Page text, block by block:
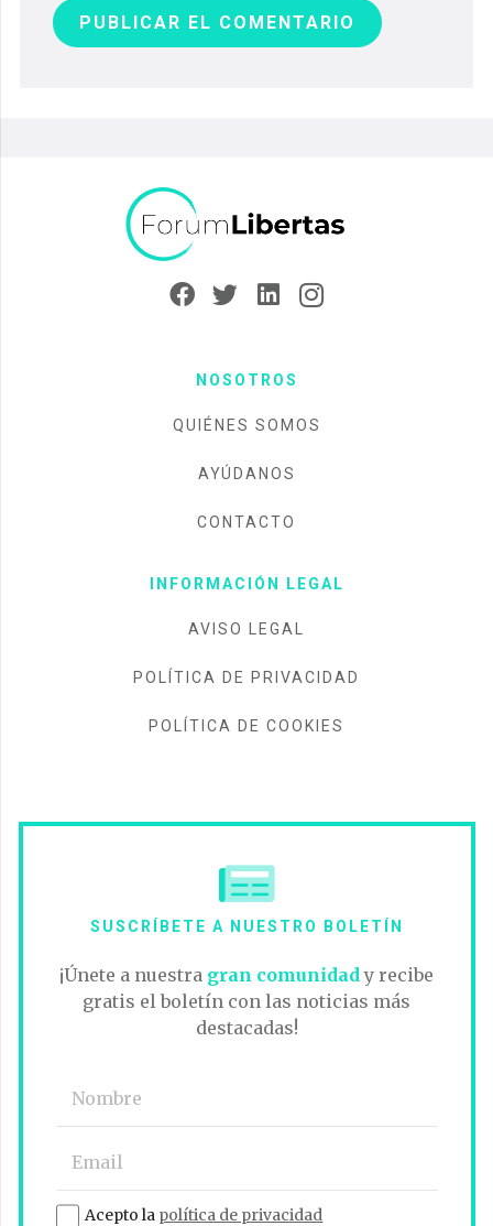
PUBLICAR EL COMENTARIO
NOSOTROS
QUIÉNES SOMOS
AYÚDANOS
CONTACTO
INFORMACIÓN LEGAL
AVISO LEGAL
POLÍTICA DE PRIVACIDAD
POLÍTICA DE COOKIES
SUSCRÍBETE A NUESTRO BOLETÍN
¡Únete a nuestra gran comunidady recibe
gratis el boletín con las noticias más
destacadas!
Acepto la política de privacidad